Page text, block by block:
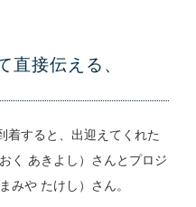
直接伝える、
着すると、出迎えてくれた
く あきよし）さんとプロジ
みや たけし）さん。